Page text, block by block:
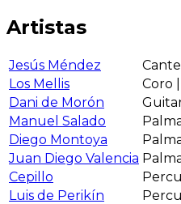
Artistas
Jesús Méndez
Cante
Los Mellis
Coro
Dani de Morón
Manuel Salado
Diego Montoya
Juan Diego Valencia
Cepillo
Luis de Perikín